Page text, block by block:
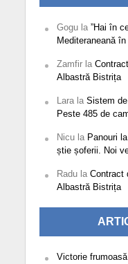
Gogula ”Hai în
Mediteraneană
Zamfirla
Albastră Bistrița
Larala Sistem
Peste 485 de
Nicula Panouri
știe șoferii. Noi
Radula Contract
Albastră Bistrița
Victorie